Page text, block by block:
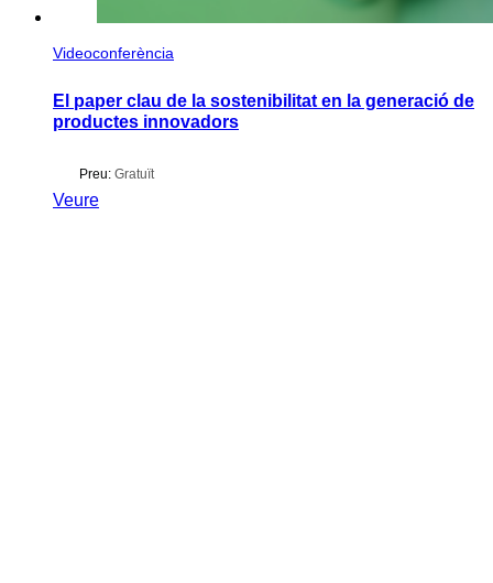
Videoconferència
El paper clau de la sostenibilitat en la generació de
productes innovadors
Preu: Gratuït
Veure